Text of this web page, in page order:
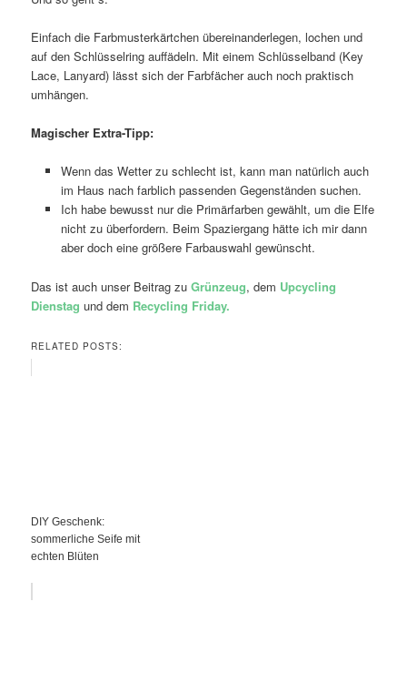
Einfach die Farbmusterkärtchen übereinanderlegen, lochen und
auf den Schlüsselring auffädeln. Mit einem Schlüsselband (Key
Lace, Lanyard) lässt sich der Farbfächer auch noch praktisch
umhängen.
Magischer Extra-Tipp:
Wenn das Wetter zu schlecht ist, kann man natürlich auch
im Haus nach farblich passenden Gegenständen suchen.
Ich habe bewusst nur die Primärfarben gewählt, um die Elfe
nicht zu überfordern. Beim Spaziergang hätte ich mir dann
aber doch eine größere Farbauswahl gewünscht.
Das ist auch unser Beitrag zu Grünzeug, dem Upcycling
Dienstag und dem Recycling Friday.
RELATED POSTS:
DIY Geschenk:
sommerliche Seife mit
echten Blüten